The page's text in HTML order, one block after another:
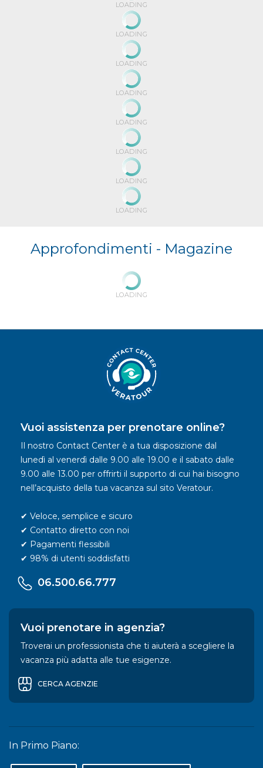
LOADING
LOADING
LOADING
LOADING
LOADING
LOADING
LOADING
LOADING
Approfondimenti - Magazine
LOADING
Vuoi assistenza per prenotare online?
Il nostro Contact Center è a tua disposizione dal
lunedì al venerdì dalle 9.00 alle 19.00 e il sabato dalle
9.00 alle 13.00 per offrirti il supporto di cui hai bisogno
nell’acquisto della tua vacanza sul sito Veratour.
✔ Veloce, semplice e sicuro
✔ Contatto diretto con noi
✔ Pagamenti flessibili
✔ 98% di utenti soddisfatti
06.500.66.777
Vuoi prenotare in agenzia?
Troverai un professionista che ti aiuterà a scegliere la
vacanza più adatta alle tue esigenze.
CERCA AGENZIE
In Primo Piano: